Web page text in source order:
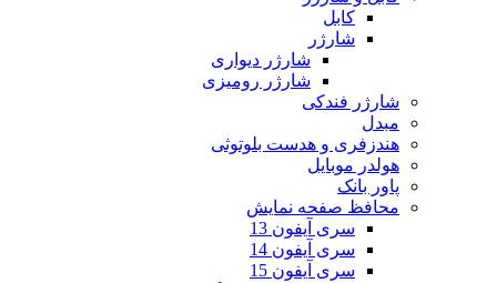
کابل
شارژر
شارژر دیواری
شارژر رومیزی
شارژر فندکی
مبدل
هندزفری و هدست بلوتوثی
هولدر موبایل
پاور بانک
محافظ صفحه نمایش
سری آیفون 13
سری آیفون 14
سری آیفون 15